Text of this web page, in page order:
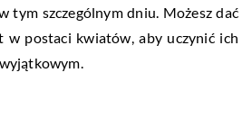
tym szczególnym dniu. Możesz dać
w postaci kwiatów, aby uczynić ich